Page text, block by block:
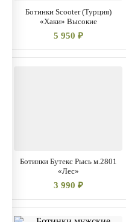
Ботинки Scooter (Турция)
«Хаки» Высокие
5 950 ₽
Ботинки Бутекс Рысь м.2801
«Лес»
3 990 ₽